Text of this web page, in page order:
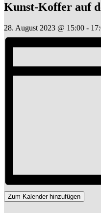
Kunst-Koffer auf
28. August 2023 @ 15:00 -
Zum Kalender hinzufügen